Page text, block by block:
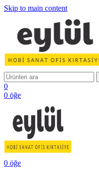
Skip to main content
0
0 öğe
0 öğe